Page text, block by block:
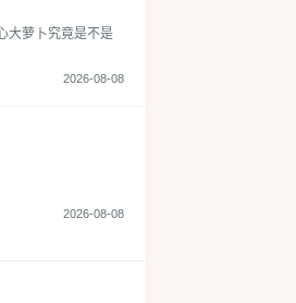
大萝卜究竟是不是
2026-08-08
2026-08-08